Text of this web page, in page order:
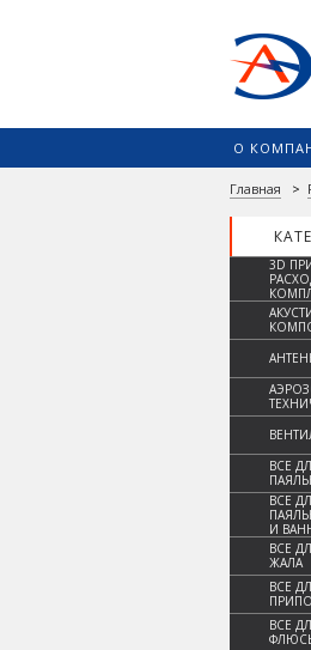
О
Главная >
3D
ВСЕ
ВСЕ
И
ВСЕ
ЖАЛА
ВСЕ
ВСЕ